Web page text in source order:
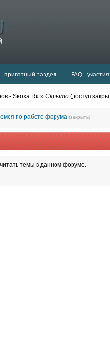
- приватный раздел FAQ -
- Seoxa.Ru » Скрыто (доступ
по работе форума (закрыть)
темы в данном форуме.